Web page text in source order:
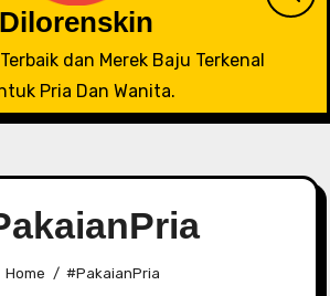
Dilorenskin
dan Merek Baju Terkenal
Pria Dan Wanita.
Home #PakaianPria